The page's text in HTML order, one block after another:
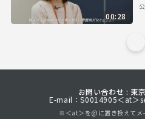
00:28
お問い合わせ : 東
E-mail：S0014905＜at＞
※＜at＞を@に置き換えてメ